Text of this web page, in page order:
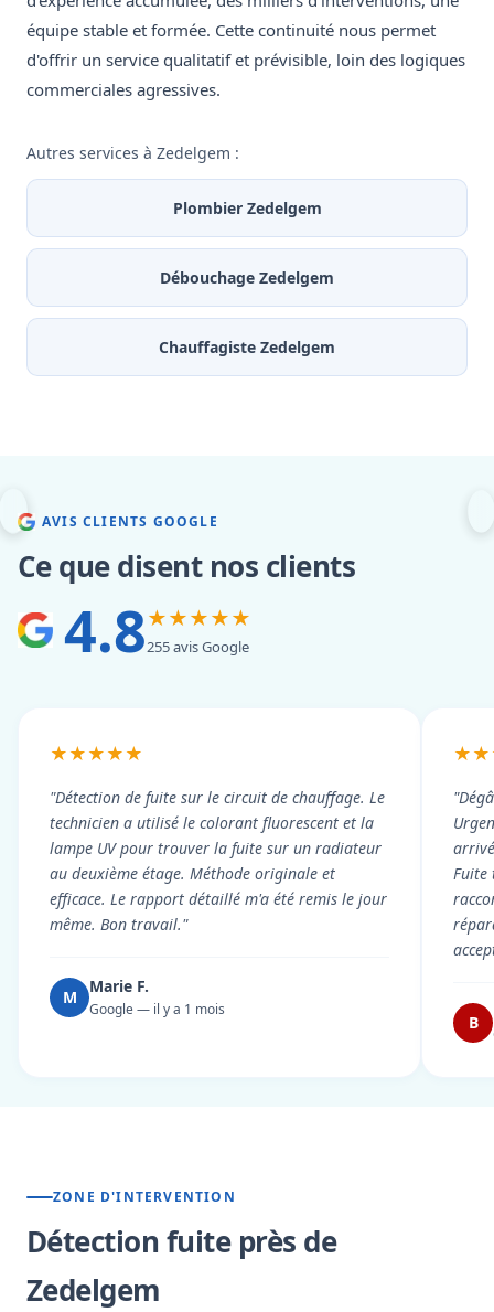
équipe stable et formée. Cette continuité nous permet
d'offrir un service qualitatif et prévisible, loin des logiques
commerciales agressives.
Autres services à Zedelgem :
Plombier Zedelgem
Débouchage Zedelgem
Chauffagiste Zedelgem
AVIS CLIENTS GOOGLE
Ce que disent nos clients
4.8★★★★★
255 avis Google
★★★★★
"Détection de fuite sur le circuit de chauffage. Le
technicien a utilisé le colorant fluorescent et la
lampe UV pour trouver la fuite sur un radiateur
au deuxième étage. Méthode originale et
efficace. Le rapport détaillé m'a été remis le jour
même. Bon travail."
M
Marie F.
Google — il y a 1 mois
Fuite
B
ZONE D'INTERVENTION
Détection fuite près de
Zedelgem